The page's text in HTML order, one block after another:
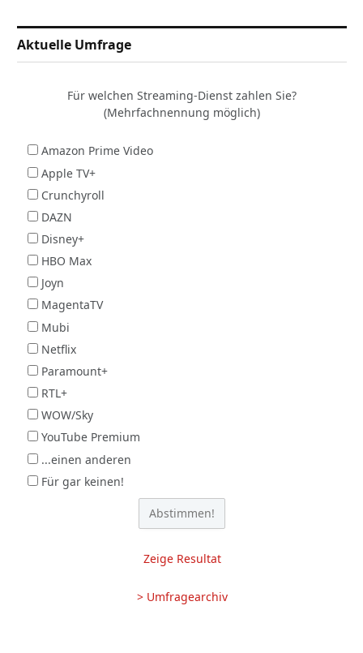
Aktuelle Umfrage
Für welchen Streaming-Dienst zahlen Sie?
(Mehrfachnennung möglich)
Amazon Prime Video
Apple TV+
Crunchyroll
DAZN
Disney+
HBO Max
Joyn
MagentaTV
Mubi
Netflix
Paramount+
RTL+
WOW/Sky
YouTube Premium
...einen anderen
Für gar keinen!
Zeige Resultat
> Umfragearchiv